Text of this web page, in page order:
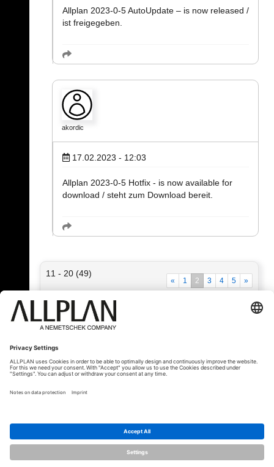
Allplan 2023-0-5 AutoUpdate – is now released /
ist freigegeben.
akordic
17.02.2023 - 12:03
Allplan 2023-0-5 Hotfix - is now available for
download / steht zum Download bereit.
11 - 20 (49)
« 1 2 3 4 5 »
© ALLPLAN Deutschland GmbH ALLPLAN is part of the
Group